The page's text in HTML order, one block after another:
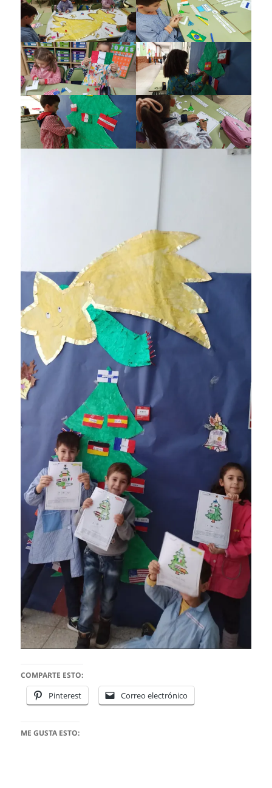
COMPARTE ESTO:
Pinterest Correo electrónico
ME GUSTA ESTO: